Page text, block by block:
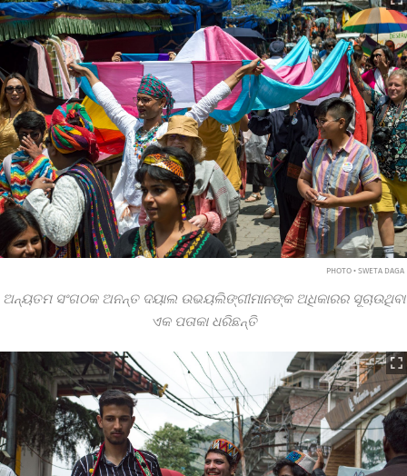
PHOTO • SWETA DAGA
ଅନ୍ୟତମ ସଂଗଠକ ଅନନ୍ତ ଦୟାଲ ଉଭୟଲିଙ୍ଗୀମାନଙ୍କ ଅଧିକାରର ସୂଚାଉଥିବା
ଏକ ପତାକା ଧରିଛନ୍ତି